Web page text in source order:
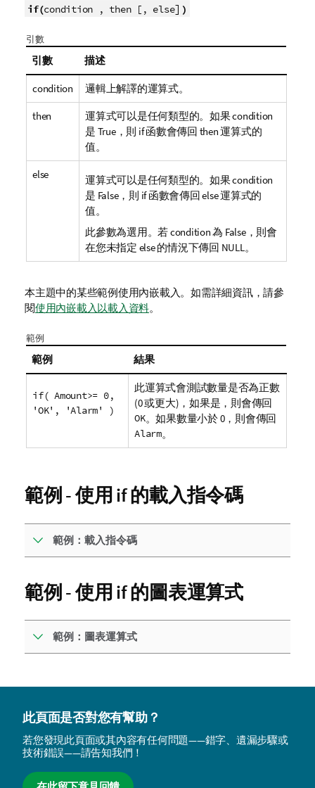
if(condition , then [, else] )
引數
引數 描述
condition 邏輯上解譯的運算式。
then 運算式可以是任何類型的。如果condition
是 True，則 if函數會傳回 then運算式的
值。
else 運算式可以是任何類型的。如果condition
是 False，則 if函數會傳回else運算式的
值。
此參數為選用。若condition為 False，則會
在您未指定 else的情況下傳回 NULL。
本主題中的某些範例使用內嵌載入。如需詳細資訊，請參
閱使用內嵌載入以載入資料。
範例
範例 結果
if( Amount>= 0,
'OK', 'Alarm' )
此運算式會測試數量是否為正數
(0 或更大)，如果是，則會傳回
OK。如果數量小於 0，則會傳回
Alarm。
範例 - 使用 if的載入指令碼
範例：載入指令碼
範例 - 使用if的圖表運算式
範例：圖表運算式
此頁面是否對您有幫助？
若您發現此頁面或其內容有任何問題——錯字、遺漏步驟或
技術錯誤——請告知我們！